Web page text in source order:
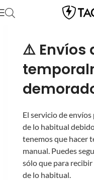
⚠️ Envíos
El servicio de
de lo habitual
tenemos que hacer
manual. Puedes
sólo que para
de lo habitual.